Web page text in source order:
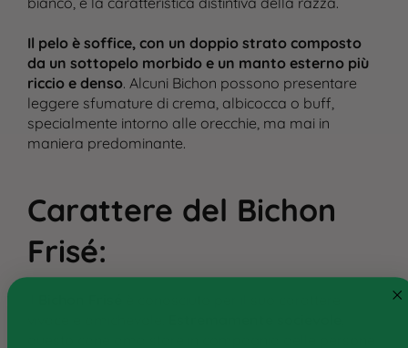
Cane
Ricette personalizzate
Il pelo è soffice, con un doppio strato composto
da un sottopelo morbido e un manto esterno più
riccio e denso. Alcuni Bichon possono presentare
leggere sfumature di crema, albicocca o buff,
specialmente intorno alle orecchie, ma mai in
maniera predominante.
Carattere del Bichon
Frisé: